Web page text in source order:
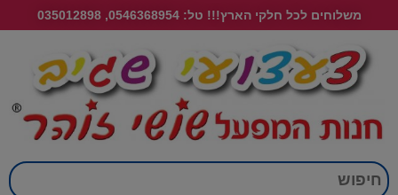
משלוחים לכל חלקי הארץ!!! טל: 0546368954, 035012898